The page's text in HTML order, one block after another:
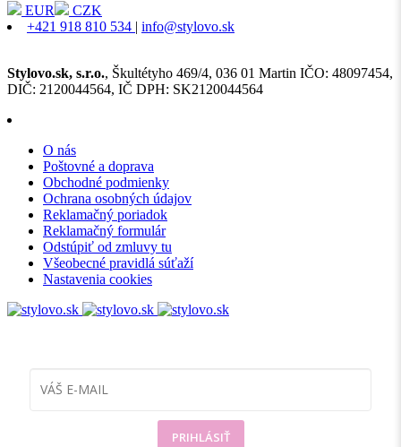
EUR
CZK
+421 918 810 534 | info@stylovo.sk
Stylovo.sk, s.r.o., Škultétyho 469/4, 036 01 Martin IČO: 48097454,
DIČ: 2120044564, IČ DPH: SK2120044564
O nás
Poštovné a doprava
Obchodné podmienky
Ochrana osobných údajov
Reklamačný poriadok
Reklamačný formulár
Odstúpiť od zmluvy tu
Všeobecné pravidlá súťaží
Nastavenia cookies
PRIHLÁSIŤ